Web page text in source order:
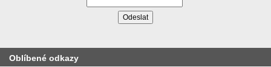
Oblíbené odkazy